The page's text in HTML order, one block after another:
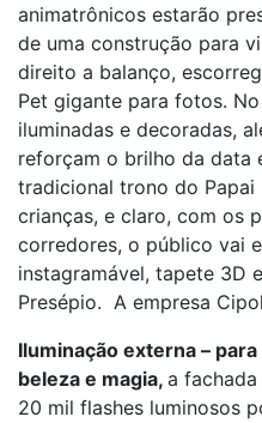
animatrônicos estarão
de uma construção para
direito a balanço,
Pet gigante para fotos.
iluminadas e decoradas,
reforçam o brilho da data
tradicional trono do
crianças, e claro, com os
corredores, o público vai
instagramável, tapete 3D
Presépio. A empresa
Iluminação externa –
beleza e magia, a
20 mil flashes luminosos